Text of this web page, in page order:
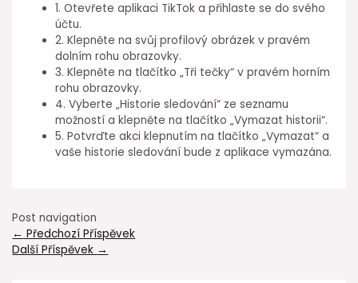
1. Otevřete aplikaci TikTok a přihlaste se do svého
účtu.
2. Klepněte na svůj profilový obrázek v pravém
dolním rohu obrazovky.
3. Klepněte na tlačítko „Tři tečky“ v pravém horním
rohu obrazovky.
4. Vyberte „Historie sledování“ ze seznamu
možností a klepněte na tlačítko „Vymazat historii“.
5. Potvrďte akci klepnutím na tlačítko „Vymazat“ a
vaše historie sledování bude z aplikace vymazána.
Post navigation
← Předchozí Příspěvek
Další Příspěvek →